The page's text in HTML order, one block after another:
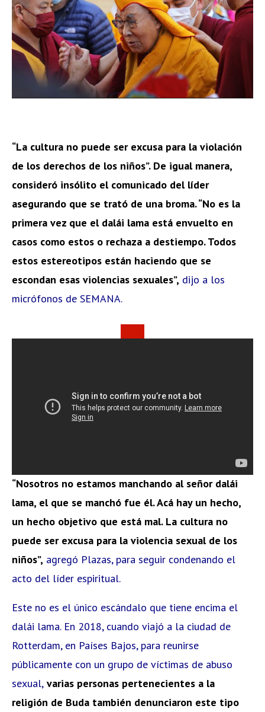
“La cultura no puede ser excusa para la violación
de los derechos de los niños”. De igual manera,
consideró insólito el comunicado del líder
asegurando que se trató de una broma. “No es la
primera vez que el dalái lama está envuelto en
casos como estos o rechaza a destiempo. Todos
estos estereotipos están haciendo que se
escondan esas violencias sexuales”, dijo a los
micrófonos de SEMANA.
“Nosotros no estamos manchando al señor dalái
lama, el que se manchó fue él. Acá hay un hecho,
un hecho objetivo que está mal. La cultura no
puede ser excusa para la violencia sexual de los
niños”, agregó Plazas, para seguir condenando el
acto del líder espiritual.
Este no es el único escándalo que tiene encima el
dalái lama. En 2018, cuando viajó a la ciudad de
Rotterdam, en Países Bajos, para reunirse
públicamente con un grupo de víctimas de abuso
sexual, varias personas pertenecientes a la
religión de Buda también denunciaron este tipo